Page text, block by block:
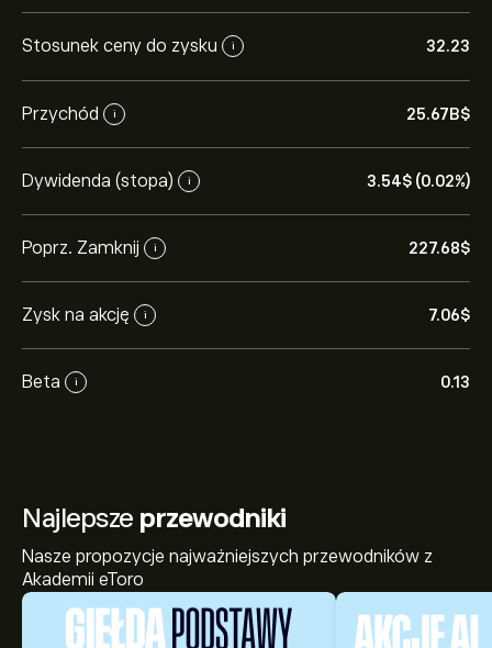
Stosunek ceny do zysku i 32.23
Przychód i 25.67B‎$‎
Dywidenda (stopa) i 3.54‎$‎ (0.02%)
Poprz. Zamknij i 227.68‎$‎
Zysk na akcję i 7.06‎$‎
Beta i 0.13
Najlepsze przewodniki
Nasze propozycje najważniejszych przewodników z
Akademii eToro